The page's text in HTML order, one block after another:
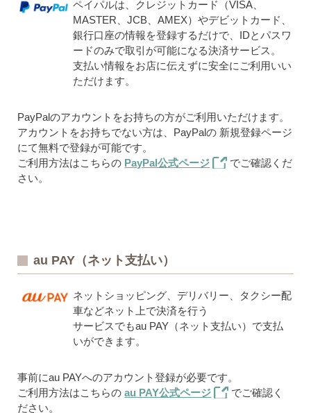
ペイパルは、クレジットカード（VISA、
MASTER、JCB、AMEX）やデビットカード、
銀行口座の情報を登録するだけで、IDとパスワ
ードのみで取引が可能になる決済サービス。
支払い情報をお店に伝えずに安全にご利用いい
ただけます。
PayPalのアカウントをお持ちの方がご利用いただけます。
アカウントをお持ちでない方は、PayPalの 新規登録ページ
にて無料で登録が可能です。
ご利用方法はこちらの PayPal公式ページ
でご確認くだ
さい。
au PAY（ネット支払い）
ネットショッピング、デリバリー、タクシー配
車などネット上で決済を行う
サービスでもau PAY（ネット支払い）で支払
いができます。
事前にau PAYへのアカウント登録が必要です。
ご利用方法はこちらのau PAY公式ページ
でご確認く
ださい。